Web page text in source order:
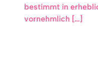
bestimmt in
vornehmlich […]